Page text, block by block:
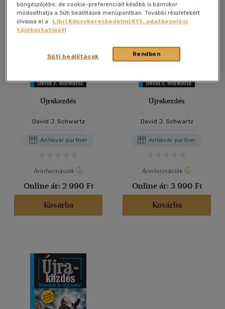
Újrakezdés
David J. Schwartz
Antikvár partner
Árinformációk
Online ár: 2 990 Ft
Kosárba
Újrakezdés
David J. Schwartz
Antikvár partner
Árinformációk
Online ár: 3 990 Ft
Kosárba
böngészőjébe, de cookie-preferenciáit később is bármikor
módosíthatja a Süti beállítások menüpontban. További részletekért
olvassa el a
Libri Könyvkereskedelmi Kft. adatkezelési
tájékoztatóját!
Rendben
Süti beállítások